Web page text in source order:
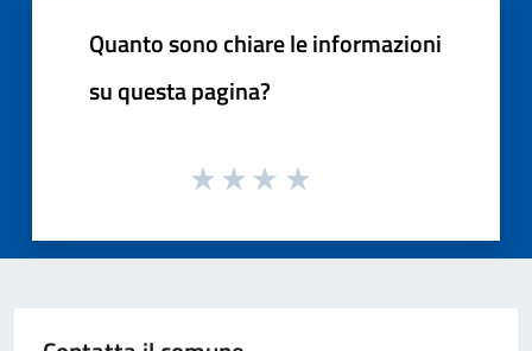
Quanto sono chiare le informazioni
su questa pagina?